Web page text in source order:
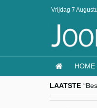
Vrijdag 7
HOME
LAATSTE